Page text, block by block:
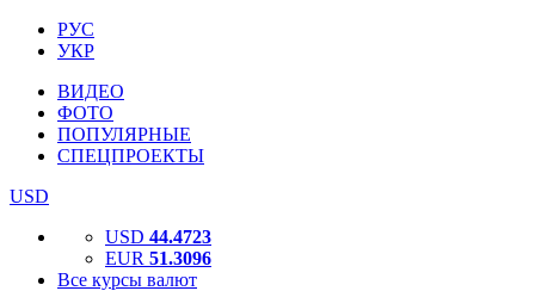
РУС
УКР
ВИДЕО
ФОТО
ПОПУЛЯРНЫЕ
СПЕЦПРОЕКТЫ
USD
USD 44.4723
EUR 51.3096
Все курсы валют